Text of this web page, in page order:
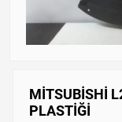
MİTSUBİSHİ
PLASTİĞİ